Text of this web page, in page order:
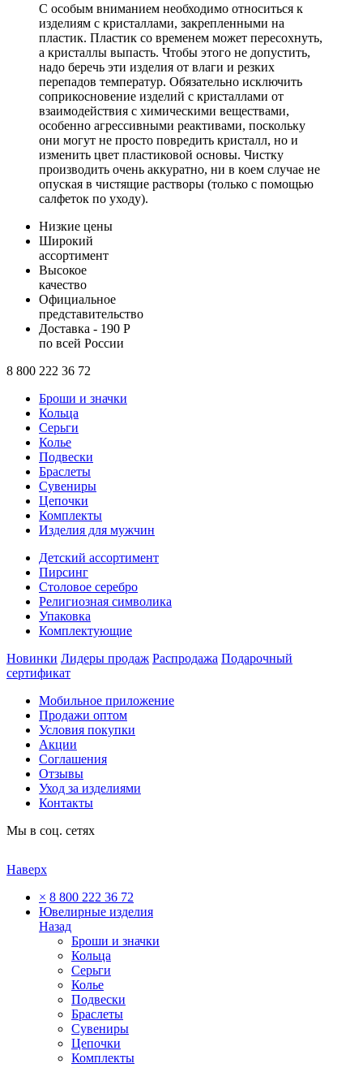
С особым вниманием необходимо относиться к
изделиям с кристаллами, закрепленными на
пластик. Пластик со временем может пересохнуть,
а кристаллы выпасть. Чтобы этого не допустить,
надо беречь эти изделия от влаги и резких
перепадов температур. Обязательно исключить
соприкосновение изделий с кристаллами от
взаимодействия с химическими веществами,
особенно агрессивными реактивами, поскольку
они могут не просто повредить кристалл, но и
изменить цвет пластиковой основы. Чистку
производить очень аккуратно, ни в коем случае не
опуская в чистящие растворы (только с помощью
салфеток по уходу).
Низкие цены
Широкий
ассортимент
Высокое
качество
Официальное
представительство
Доставка - 190 Р
по всей России
8 800 222 36 72
Броши и значки
Кольца
Серьги
Колье
Подвески
Браслеты
Сувениры
Цепочки
Комплекты
Изделия для мужчин
Детский ассортимент
Пирсинг
Столовое серебро
Религиозная символика
Упаковка
Комплектующие
Новинки Лидеры продаж Распродажа Подарочный
сертификат
Мобильное приложение
Продажи оптом
Условия покупки
Акции
Соглашения
Отзывы
Уход за изделиями
Контакты
Мы в соц. сетях
Наверх
× 8 800 222 36 72
Ювелирные изделия
Назад
Броши и значки
Кольца
Серьги
Колье
Подвески
Браслеты
Сувениры
Цепочки
Комплекты